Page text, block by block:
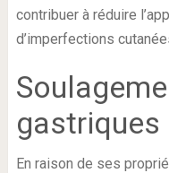
contribuer à réduire
d’imperfections
gastriques
En raison de ses